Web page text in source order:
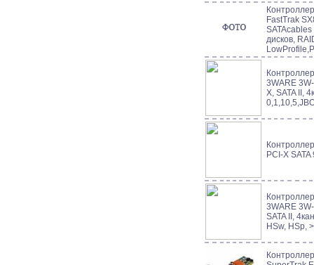
FastTrak
SATAcables
дисков,
3WARE
X, SATA II,
PCI-X
3WARE
SATA II,
HSw, HSp,